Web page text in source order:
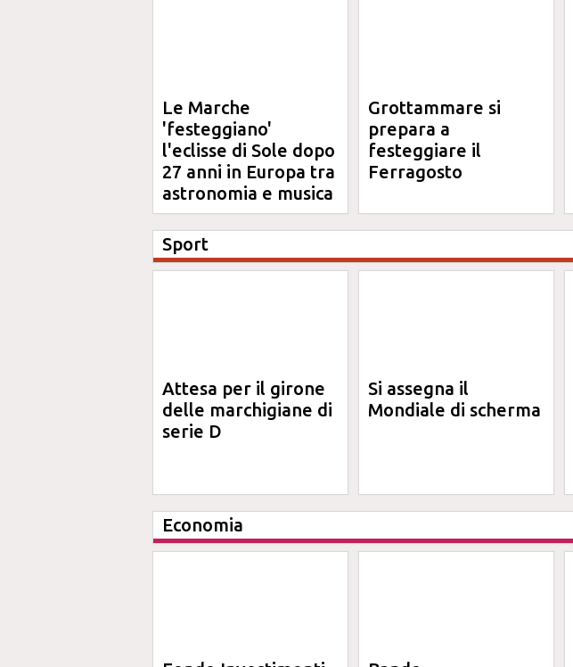
Le Marche
'festeggiano'
l'eclisse di Sole dopo
27 anni in Europa tra
astronomia e musica
Grottammare si
prepara a
festeggiare il
Ferragosto
Sport
Attesa per il girone
delle marchigiane di
serie D
Si assegna il
Mondiale di scherma
Economia